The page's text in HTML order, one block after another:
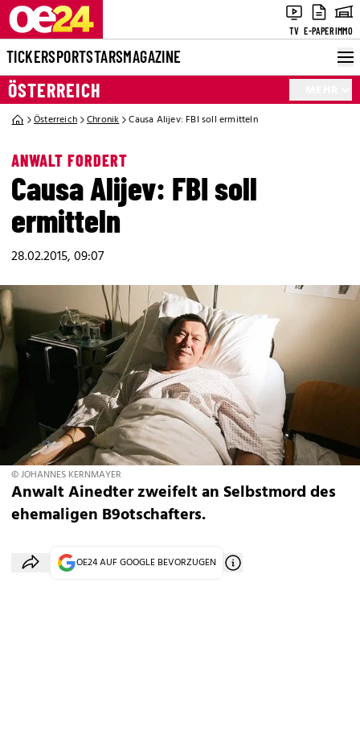
TV E-PAPERIMMO
TICKERSPORTSTARSMAGAZINE
ÖSTERREICH
Österreich Chronik Causa Alijev: FBI soll ermitteln
ANWALT FORDERT
Causa Alijev: FBI soll
ermitteln
28.02.2015, 09:07
© JOHANNES KERNMAYER
Anwalt Ainedter zweifelt an Selbstmord des
ehemaligen B9otschafters.
OE24 AUF GOOGLE BEVORZUGEN